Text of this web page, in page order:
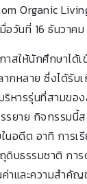
Organic
วันที่ 16 ธันวาค
าสให้นักศึกษาได้
กหลาย ซึ่งได้รับ
หารรุ่นที่สามขอ
รยาย กิจกรรมนี้
นอดีต อาทิ การเ
ดิบธรรมชาติ การ
าและความสำคั